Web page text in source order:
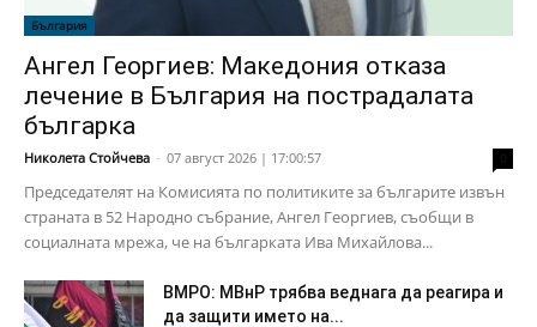
България
Ангел Георгиев: Македония отказа
лечение в България на пострадалата
българка
Николета Стойчева - 07 август 2026 | 17:00:57
Председателят на Комисията по политиките за българите извън
страната в 52 Народно събрание, Ангел Георгиев, съобщи в
социалната мрежа, че на българката Ива Михайлова...
ВМРО: МВнР трябва веднага да реагира и
да защити името на...